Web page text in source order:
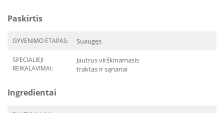
Paskirtis
GYVENIMO ETAPAS: Suaugęs
SPECIALIEJI
REIKALAVIMAI:
Jautrus virškinamasis
traktas ir sąnariai
Ingredientai